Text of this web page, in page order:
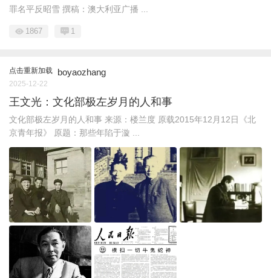
罪名平反昭雪 撰稿：澳大利亚广播 ...
1867 1
点击重新加载 boyaozhang
2025-12-22
王文光：文化部极左岁月的人和事
文化部极左岁月的人和事 来源：楼兰度 原载2015年12月12日《北
京青年报》 原题：那些年陷于漩 ...